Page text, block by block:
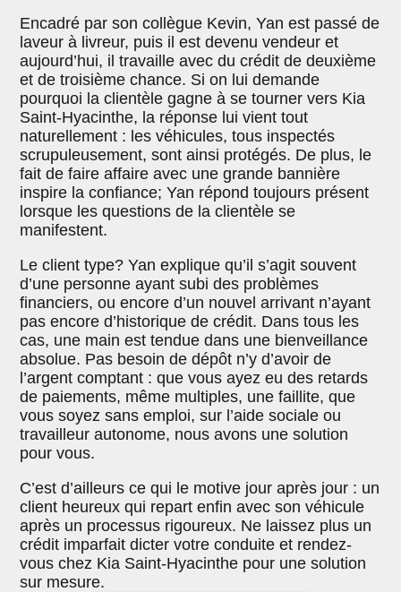
Encadré par son collègue Kevin, Yan est passé de
laveur à livreur, puis il est devenu vendeur et
aujourd’hui, il travaille avec du crédit de deuxième
et de troisième chance. Si on lui demande
pourquoi la clientèle gagne à se tourner vers Kia
Saint-Hyacinthe, la réponse lui vient tout
naturellement : les véhicules, tous inspectés
scrupuleusement, sont ainsi protégés. De plus, le
fait de faire affaire avec une grande bannière
inspire la confiance; Yan répond toujours présent
lorsque les questions de la clientèle se
manifestent.
Le client type? Yan explique qu’il s’agit souvent
d’une personne ayant subi des problèmes
financiers, ou encore d’un nouvel arrivant n’ayant
pas encore d’historique de crédit. Dans tous les
cas, une main est tendue dans une bienveillance
absolue. Pas besoin de dépôt n’y d’avoir de
l’argent comptant : que vous ayez eu des retards
de paiements, même multiples, une faillite, que
vous soyez sans emploi, sur l’aide sociale ou
travailleur autonome, nous avons une solution
pour vous.
C’est d’ailleurs ce qui le motive jour après jour : un
client heureux qui repart enfin avec son véhicule
après un processus rigoureux. Ne laissez plus un
crédit imparfait dicter votre conduite et rendez-
vous chez Kia Saint-Hyacinthe pour une solution
sur mesure.